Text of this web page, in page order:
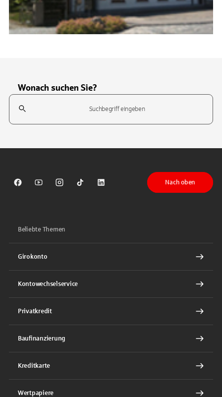
Wonach suchen Sie?
Suchfeld
Sparkasse auf Facebook
Sparkasse auf Youtube
Sparkasse auf Instagram
Sparkasse auf TikTok
Sparkasse auf LinkedIn
Nach oben
Beliebte Themen
Girokonto
Kontowechselservice
Privatkredit
Baufinanzierung
Kreditkarte
Wertpapiere